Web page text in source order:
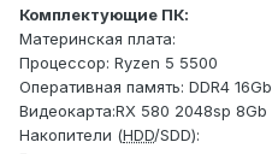
Комплектующие ПК:
Материнская плата:
Процессор: Ryzen 5 5500
Оперативная память: DDR4 16Gb
Видеокарта:RX 580 2048sp 8Gb
Накопители (HDD/SDD):